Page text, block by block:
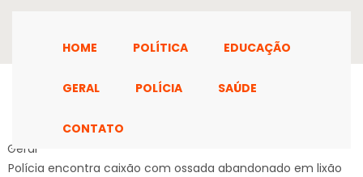
HOME POLÍTICA EDUCAÇÃO
GERAL POLÍCIA SAÚDE
CONTATO
Geral
Polícia encontra caixão com ossada abandonado em lixão